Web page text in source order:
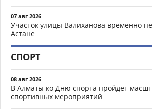
07 авг 2026
Участок улицы Валиханова временно
Астане
СПОРТ
08 авг 2026
В Алматы ко Дню спорта пройдет
спортивных мероприятий